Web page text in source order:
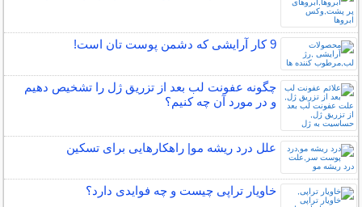
9 کار آرایشی که دشمن پوست تان است!
چگونه عفونت لب بعد از تزریق ژل را تشخیص دهیم
و در مورد آن چه کنیم؟
علل درد ریشه مو| راهکارهایی برای تسکین
خاویار تراپی چیست و چه فوایدی دارد؟